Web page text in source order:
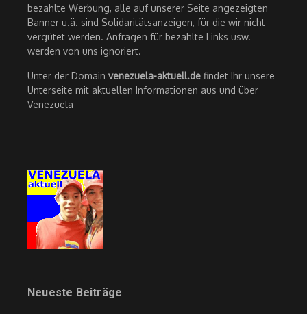
bezahlte Werbung, alle auf unserer Seite angezeigten
Banner u.ä. sind Solidaritätsanzeigen, für die wir nicht
vergütet werden. Anfragen für bezahlte Links usw.
werden von uns ignoriert.
Unter der Domain venezuela-aktuell.de findet Ihr unsere
Unterseite mit aktuellen Informationen aus und über
Venezuela
Neueste Beiträge